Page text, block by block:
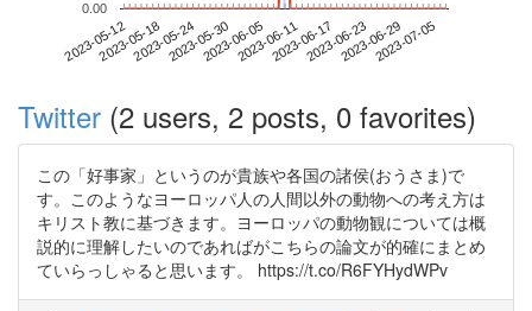
2023-05-122023-05-182023-05-242023-05-302023-06-052023-06-112023-06-172023-06-232023-06-292023-07-05
0.00
Twitter (2 users, 2 posts, 0 favorites)
この「好事家」というのが貴族や各国の諸侯(おうさま)で
す。このようなヨーロッパ人の人間以外の動物への考え方は
キリスト教に基づきます。ヨーロッパの動物観については概
説的に理解したいのであればがこちらの論文が的確にまとめ
ていらっしゃると思います。 https://t.co/R6FYHydWPv